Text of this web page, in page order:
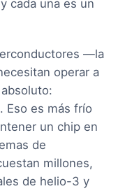
cada una es un
—la
operar a
Eso es más frío
un chip en
de
millones,
de helio-3 y